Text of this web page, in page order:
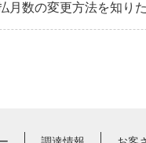
月数の変更方法を知りた